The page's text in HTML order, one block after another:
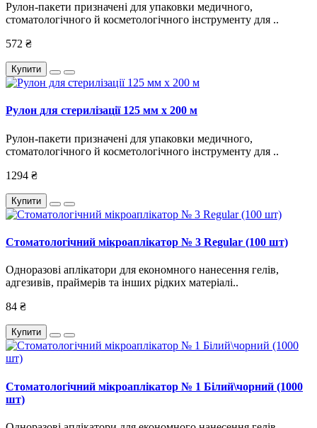
Рулон-пакети призначені для упаковки медичного,
стоматологічного й косметологічного інструменту для ..
572 ₴
Купити
Рулон для стерилізації 125 мм х 200 м
Рулон-пакети призначені для упаковки медичного,
стоматологічного й косметологічного інструменту для ..
1294 ₴
Купити
Стоматологічний мікроаплікатор № 3 Regular (100 шт)
Одноразові аплікатори для економного нанесення гелів,
адгезивів, праймерів та інших рідких матеріалі..
84 ₴
Купити
Стоматологічний мікроаплікатор № 1 Білий\чорний (1000
шт)